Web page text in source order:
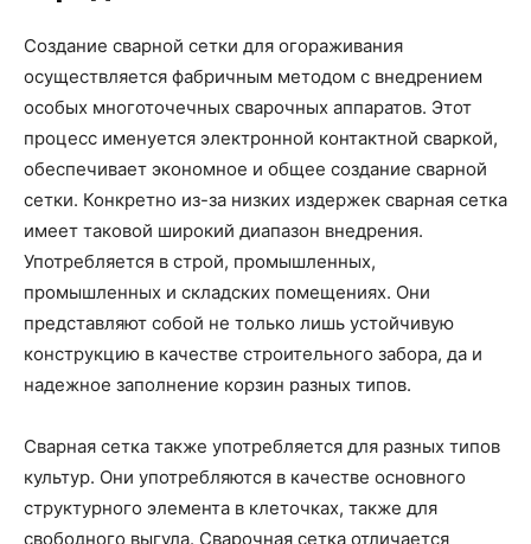
Создание сварной сетки для огораживания
осуществляется фабричным методом с внедрением
особых многоточечных сварочных аппаратов. Этот
процесс именуется электронной контактной сваркой,
обеспечивает экономное и общее создание сварной
сетки. Конкретно из-за низких издержек сварная сетка
имеет таковой широкий диапазон внедрения.
Употребляется в строй, промышленных,
промышленных и складских помещениях. Они
представляют собой не только лишь устойчивую
конструкцию в качестве строительного забора, да и
надежное заполнение корзин разных типов.
Сварная сетка также употребляется для разных типов
культур. Они употребляются в качестве основного
структурного элемента в клеточках, также для
свободного выгула. Сварочная сетка отличается